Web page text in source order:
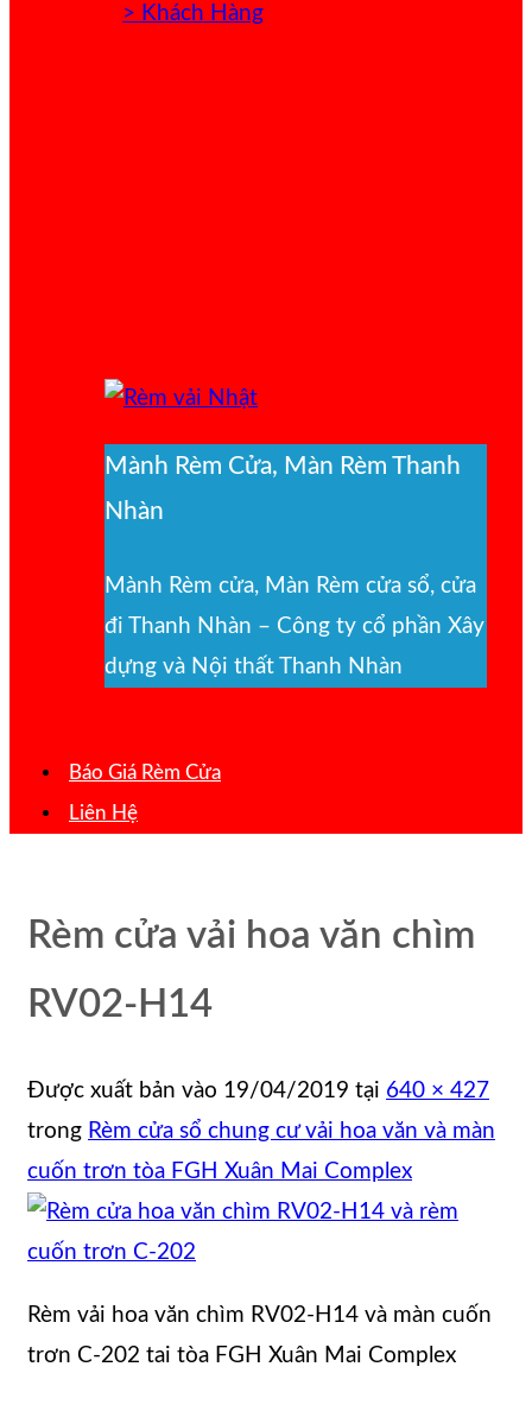
> Khách Hàng
Mành Rèm Cửa, Màn Rèm Thanh
Nhàn
Mành Rèm cửa, Màn Rèm cửa sổ, cửa
đi Thanh Nhàn – Công ty cổ phần Xây
dựng và Nội thất Thanh Nhàn
Báo Giá Rèm Cửa
Liên Hệ
Rèm cửa vải hoa văn chìm
RV02-H14
Được xuất bản vào 19/04/2019 tại 640 × 427
trong Rèm cửa sổ chung cư vải hoa văn và màn
cuốn trơn tòa FGH Xuân Mai Complex
Rèm vải hoa văn chìm RV02-H14 và màn cuốn
trơn C-202 tai tòa FGH Xuân Mai Complex